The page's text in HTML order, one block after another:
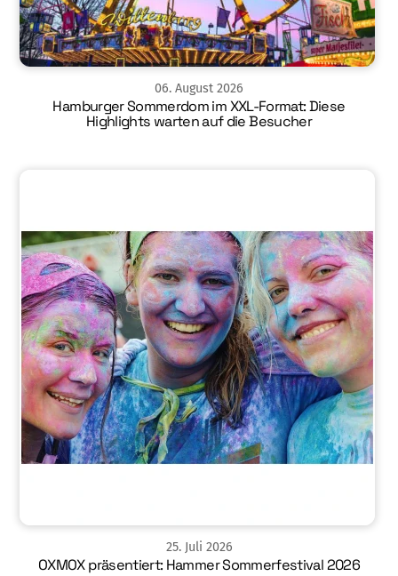
06. August 2026
Hamburger Sommerdom im XXL-Format: Diese
Highlights warten auf die Besucher
25. Juli 2026
OXMOX präsentiert: Hammer Sommerfestival 2026